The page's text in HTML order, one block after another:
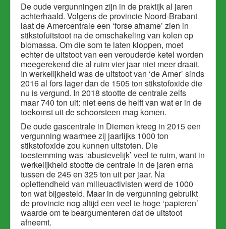
De oude vergunningen zijn in de praktijk al jaren
achterhaald. Volgens de provincie Noord-Brabant
laat de Amercentrale een ‘forse afname’ zien in
stikstofuitstoot na de omschakeling van kolen op
biomassa. Om die som te laten kloppen, moet
echter de uitstoot van een verouderde ketel worden
meegerekend die al ruim vier jaar niet meer draait.
In werkelijkheid was de uitstoot van ‘de Amer’ sinds
2016 al fors lager dan de 1505 ton stikstofoxide die
nu is vergund. In 2018 stootte de centrale zelfs
maar 740 ton uit: niet eens de helft van wat er in de
toekomst uit de schoorsteen mag komen.
De oude gascentrale in Diemen kreeg in 2015 een
vergunning waarmee zij jaarlijks 1000 ton
stikstofoxide zou kunnen uitstoten. Die
toestemming was ‘abusievelijk’ veel te ruim, want in
werkelijkheid stootte de centrale in de jaren erna
tussen de 245 en 325 ton uit per jaar. Na
oplettendheid van milieuactivisten werd de 1000
ton wat bijgesteld. Maar in de vergunning gebruikt
de provincie nog altijd een veel te hoge ‘papieren’
waarde om te beargumenteren dat de uitstoot
afneemt.